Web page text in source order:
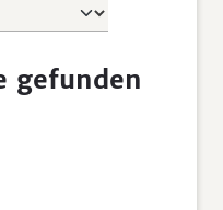
gefunden